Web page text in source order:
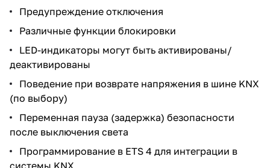
Предупреждение отключения
Различные функции блокировки
LED-индикаторы могут быть активированы/
деактивированы
Поведение при возврате напряжения в шине KNX
(по выбору)
Переменная пауза (задержка) безопасности
после выключения света
Программирование в ETS 4 для интеграции в
системы KNX